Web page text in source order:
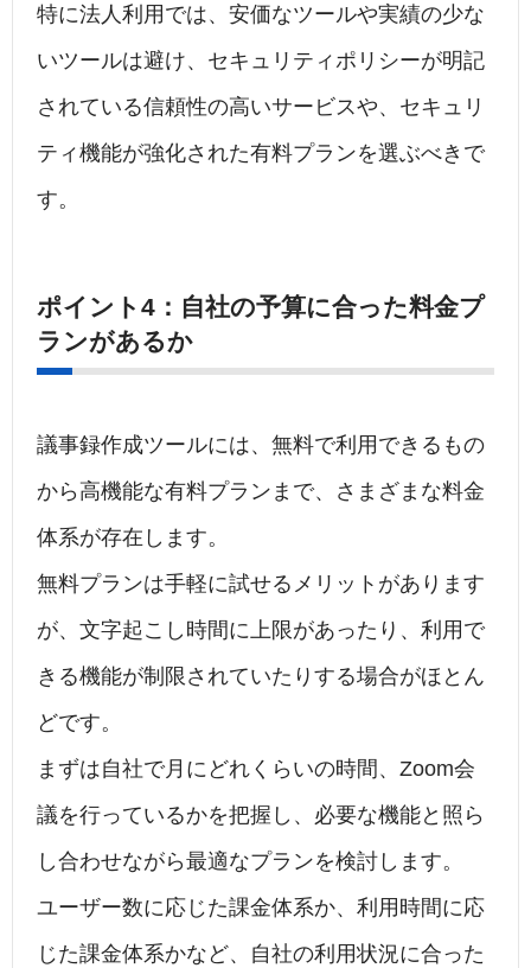
特に法人利用では、安価なツールや実績の少な
いツールは避け、セキュリティポリシーが明記
されている信頼性の高いサービスや、セキュリ
ティ機能が強化された有料プランを選ぶべきで
す。
ポイント4：自社の予算に合った料金プ
ランがあるか
議事録作成ツールには、無料で利用できるもの
から高機能な有料プランまで、さまざまな料金
体系が存在します。
無料プランは手軽に試せるメリットがあります
が、文字起こし時間に上限があったり、利用で
きる機能が制限されていたりする場合がほとん
どです。
まずは自社で月にどれくらいの時間、Zoom会
議を行っているかを把握し、必要な機能と照ら
し合わせながら最適なプランを検討します。
ユーザー数に応じた課金体系か、利用時間に応
じた課金体系かなど、自社の利用状況に合った